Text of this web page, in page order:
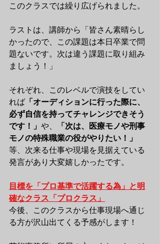
このクラスでは繰り広げられました。
ラストは、講師から「皆さん素晴らし
かったので、この課題は本日卒業で問
題ないです。次は違う課題に取り組み
ましょう！」
それぞれ、このレベルで演技をしてい
れば 「オーディションに行った際に、
必ず自信を持ってチャレンジできそう
です！」 や、
「次は、医療モノや刑事
モノの特殊職業の役がやりたい！」
等、次来る仕事や現場を見据えている
発言があり大変嬉しかったです。
目標を「プロ基準で活躍する為」と明
確なクラス「プロクラス」
今後、このクラスから仕事現場へ通じ
る方が沢山出てくる予感がします！